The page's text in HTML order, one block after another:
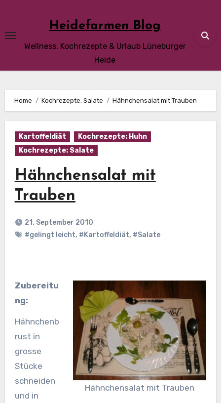
content
Heidefarmen Blog
Wellness, Kochrezepte & Urlaub Lüneburger
Heide
Home Kochrezepte: Salate Hähnchensalat mit Trauben
Kartoffeldiät
Kochrezepte: Huhn
Kochrezepte: Salate
Hähnchensalat mit
Trauben
21. September 2010
#gelingt leicht, #Kartoffeldiät, #Salate
Hähnchensalat mit Trauben
Zubereitu
ng:
Hähnchenb
rust in
grosse
Stücke
schneiden
und in